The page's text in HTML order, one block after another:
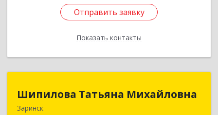
Отправить заявку
Показать контакты
Отправить заявку
Назад
Шипилова Татьяна Михайловна
Заринск
Шипилова Татьяна Михайловна